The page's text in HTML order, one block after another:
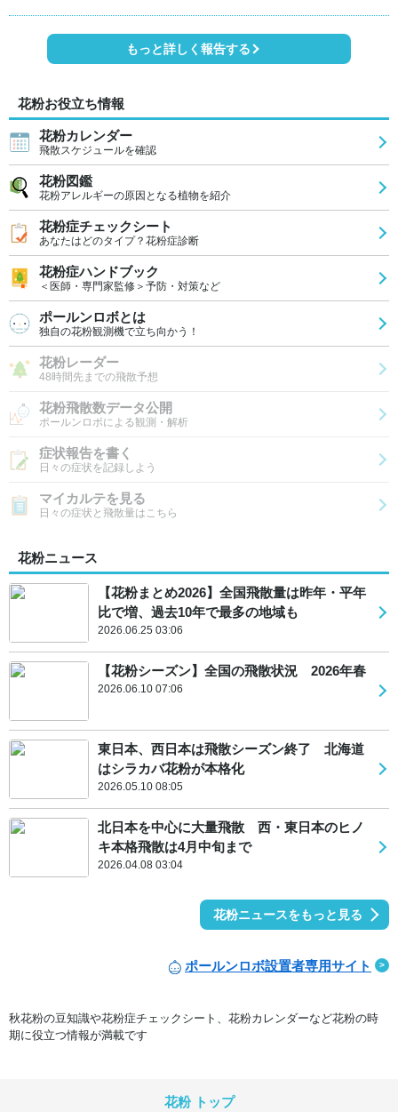
もっと詳しく報告する
花粉お役立ち情報
花粉カレンダー
飛散スケジュールを確認
花粉図鑑
花粉アレルギーの原因となる植物を紹介
花粉症チェックシート
あなたはどのタイプ？花粉症診断
花粉症ハンドブック
＜医師・専門家監修＞予防・対策など
ポールンロボとは
独自の花粉観測機で立ち向かう！
花粉レーダー
48時間先までの飛散予想
花粉飛散数データ公開
ポールンロボによる観測・解析
症状報告を書く
日々の症状を記録しよう
マイカルテを見る
日々の症状と飛散量はこちら
花粉ニュース
【花粉まとめ2026】全国飛散量は昨年・平年
比で増、過去10年で最多の地域も
2026.06.25 03:06
【花粉シーズン】全国の飛散状況 2026年春
2026.06.10 07:06
東日本、西日本は飛散シーズン終了 北海道
はシラカバ花粉が本格化
2026.05.10 08:05
北日本を中心に大量飛散 西・東日本のヒノ
キ本格飛散は4月中旬まで
2026.04.08 03:04
花粉ニュースをもっと見る
ポールンロボ設置者専用サイト
秋花粉の豆知識や花粉症チェックシート、花粉カレンダーなど花粉の時
期に役立つ情報が満載です
花粉 トップ